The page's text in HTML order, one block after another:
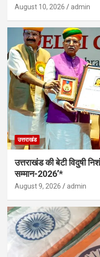
August 10, 2026 admin
उत्तराखंड
उत्तराखंड की बेटी विदुषी
सम्मान-2026’*
August 9, 2026 admin